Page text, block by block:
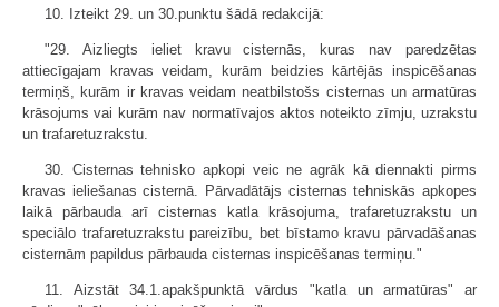
10. Izteikt 29. un 30.punktu šādā redakcijā:
"29. Aizliegts ieliet kravu cisternās, kuras nav paredzētas
attiecīgajam kravas veidam, kurām beidzies kārtējās inspicēšanas
termiņš, kurām ir kravas veidam neatbilstošs cisternas un armatūras
krāsojums vai kurām nav normatīvajos aktos noteikto zīmju, uzrakstu
un trafaretuzrakstu.
30. Cisternas tehnisko apkopi veic ne agrāk kā diennakti pirms
kravas ieliešanas cisternā. Pārvadātājs cisternas tehniskās apkopes
laikā pārbauda arī cisternas katla krāsojuma, trafaretuzrakstu un
speciālo trafaretuzrakstu pareizību, bet bīstamo kravu pārvadāšanas
cisternām papildus pārbauda cisternas inspicēšanas termiņu."
11. Aizstāt 34.1.apakšpunktā vārdus "katla un armatūras" ar